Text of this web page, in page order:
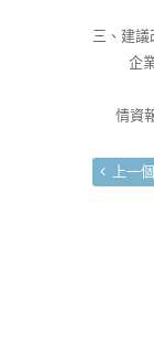
三、建議
企業及
情資報
上一個